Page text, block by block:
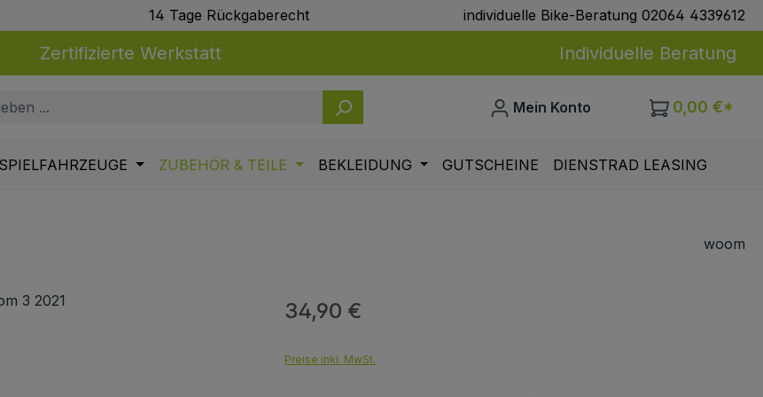
14 Tage Rückgaberecht individuelle Bike-Beratung 02064 4339612
Zertifizierte Werkstatt Individuelle Beratung
Mein Konto 0,00 €*
ZUBEHÖR & TEILE BEKLEIDUNG GUTSCHEINE DIENSTRAD LEASING
woom
Regulärer Preis:
34,90 €
Preise inkl. MwSt.